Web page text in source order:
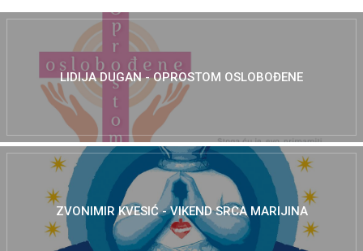
LIDIJA DUGAN - OPROSTOM OSLOBOĐENE
ZVONIMIR KVESIĆ - VIKEND SRCA MARIJINA